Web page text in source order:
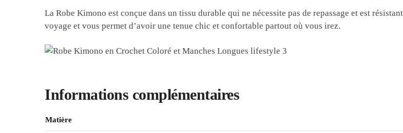
La Robe Kimono est conçue dans un tissu durable qui ne nécessite pas de repassage et est
voyage et vous permet d’avoir une tenue chic et confortable partout où vous irez.
Informations complémentaires
Matière